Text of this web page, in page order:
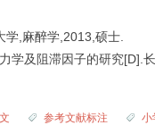
,麻醉学,2013,硕士.
学及阻滞因子的研究[D].
参考文献标注
小